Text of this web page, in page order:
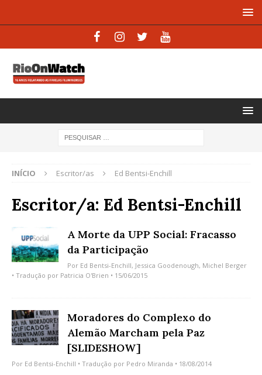
INÍCIO Escritor/as Ed Bentsi-Enchill
Escritor/a: Ed Bentsi-Enchill
A Morte da UPP Social: Fracasso
da Participação
Por Ed Bentsi-Enchill, Jessica Goodenough, Michel Berger
• Tradução por Patricia O'Brien • 15/06/2015
Moradores do Complexo do
Alemão Marcham pela Paz
[SLIDESHOW]
Por Ed Bentsi-Enchill • Tradução por Pedro Miranda • 18/08/2014